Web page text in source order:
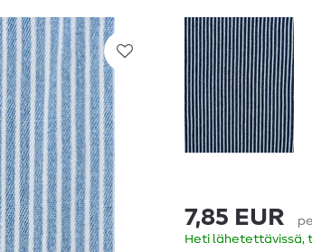
7,85 EUR
Heti lähetettävissä,